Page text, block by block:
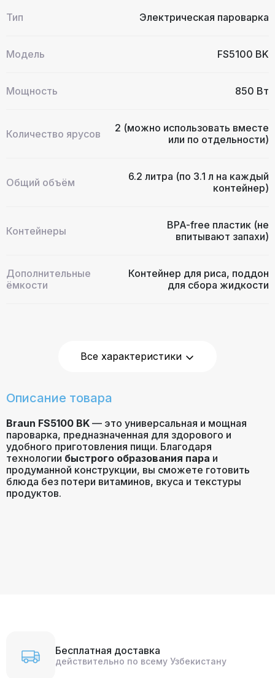
Тип Электрическая пароварка
Модель FS5100 BK
Мощность 850 Вт
Количество ярусов
2 (можно использовать вместе
или по отдельности)
Общий объём
6.2 литра (по 3.1 л на каждый
контейнер)
Контейнеры
BPA-free пластик (не
впитывают запахи)
Дополнительные
ёмкости
Контейнер для риса, поддон
для сбора жидкости
Черный/Прозрачный
Таймер
Особенности
Быстрое образование пара за
Все характеристики
Описание товара
Braun FS5100 BK — это универсальная и мощная
пароварка, предназначенная для здорового и
удобного приготовления пищи. Благодаря
технологии быстрого образования пара и
продуманной конструкции, вы сможете готовить
блюда без потери витаминов, вкуса и текстуры
продуктов.
Бесплатная доставка
действительно по всему Узбекистану